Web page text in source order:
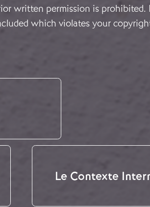
written permission is prohibited.
which violates your
Le Contexte